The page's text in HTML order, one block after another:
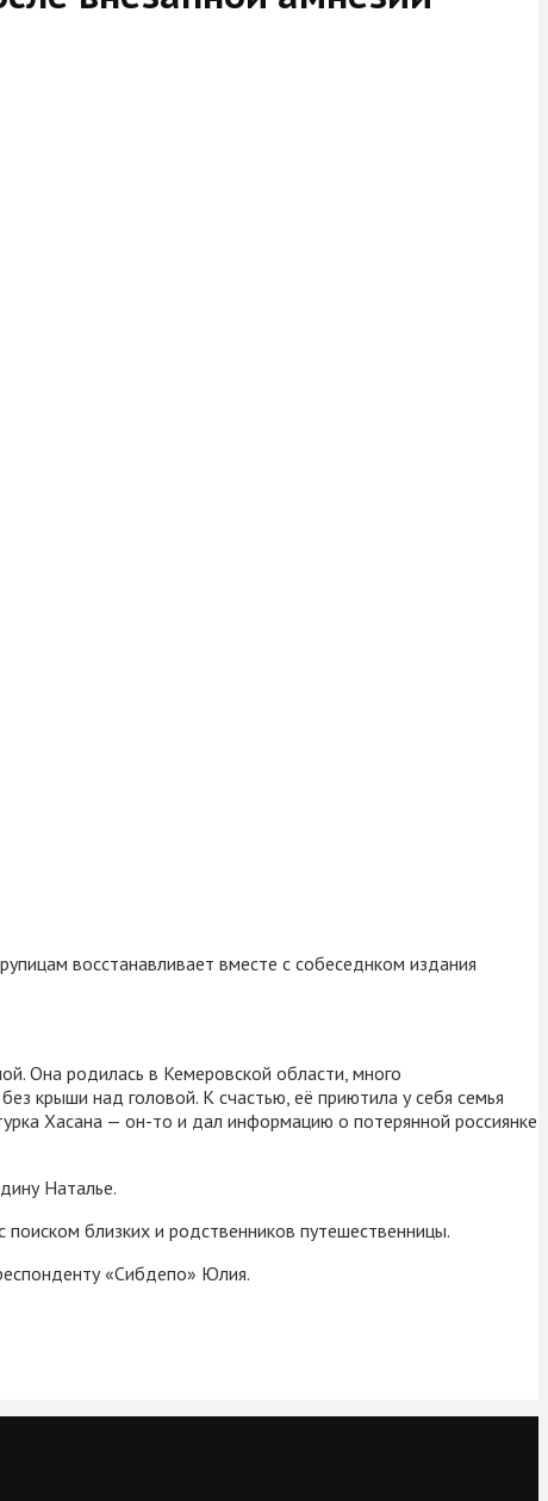
восстанавливает вместе с собеседнком издания
Она родилась в Кемеровской области, много
крыши над головой. К счастью, её приютила у себя семья
Хасана — он-то и дал информацию о потерянной россиянке
Наталье.
близких и родственников путешественницы.
«Сибдепо» Юлия.